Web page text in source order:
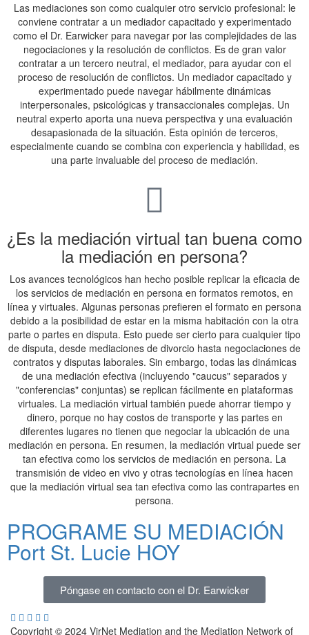
Las mediaciones son como cualquier otro servicio profesional: le
conviene contratar a un mediador capacitado y experimentado
como el Dr. Earwicker para navegar por las complejidades de las
negociaciones y la resolución de conflictos. Es de gran valor
contratar a un tercero neutral, el mediador, para ayudar con el
proceso de resolución de conflictos. Un mediador capacitado y
experimentado puede navegar hábilmente dinámicas
interpersonales, psicológicas y transaccionales complejas. Un
neutral experto aporta una nueva perspectiva y una evaluación
desapasionada de la situación. Esta opinión de terceros,
especialmente cuando se combina con experiencia y habilidad, es
una parte invaluable del proceso de mediación.
¿Es la mediación virtual tan buena como
la mediación en persona?
Los avances tecnológicos han hecho posible replicar la eficacia de
los servicios de mediación en persona en formatos remotos, en
línea y virtuales. Algunas personas prefieren el formato en persona
debido a la posibilidad de estar en la misma habitación con la otra
parte o partes en disputa. Esto puede ser cierto para cualquier tipo
de disputa, desde mediaciones de divorcio hasta negociaciones de
contratos y disputas laborales. Sin embargo, todas las dinámicas
de una mediación efectiva (incluyendo "caucus" separados y
"conferencias" conjuntas) se replican fácilmente en plataformas
virtuales. La mediación virtual también puede ahorrar tiempo y
dinero, porque no hay costos de transporte y las partes en
diferentes lugares no tienen que negociar la ubicación de una
mediación en persona. En resumen, la mediación virtual puede ser
tan efectiva como los servicios de mediación en persona. La
transmisión de video en vivo y otras tecnologías en línea hacen
que la mediación virtual sea tan efectiva como las contrapartes en
persona.
PROGRAME SU MEDIACIÓN
Port St. Lucie HOY
Póngase en contacto con el Dr. Earwicker
Copyright © 2024 VirNet Mediation and the Mediation Network of